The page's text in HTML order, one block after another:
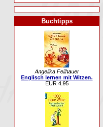
Buchtipps
Angelika Feilhauer
Englisch lernen mit Witzen.
EUR 4,95